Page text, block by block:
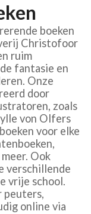
boeken
Christofoor
ruim
fantasie en
Onze
door
zoals
von Olfers
voor elke
Ook
verschillende
vrije school.
peuters,
online via